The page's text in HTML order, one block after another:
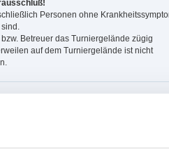
Personen ohne
Betreuer das Turniergelände zügig
auf dem Turniergelände ist nicht